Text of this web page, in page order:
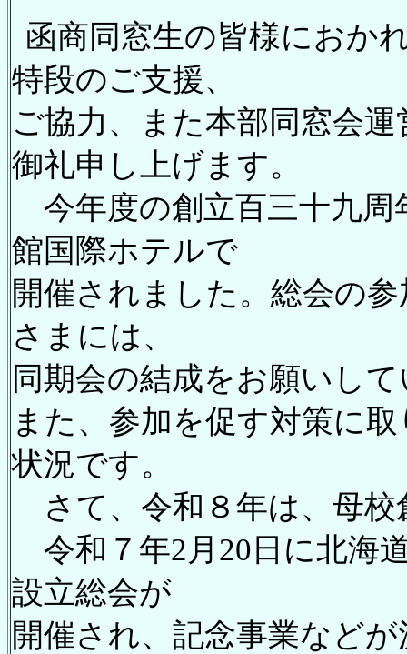
函商同窓生の皆様におか
特段のご支援、
ご協力、また本部同窓会
御礼申し上げます。
今年度の創立百三十九周
館国際ホテルで
開催されました。総会の
さまには、
同期会の結成をお願いし
また、参加を促す対策に
状況です。
さて、令和８年は、母校
令和７年2月20日に北海
設立総会が
開催され、記念事業など